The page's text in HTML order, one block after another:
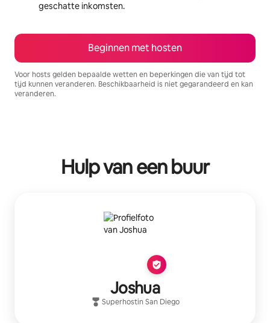
geschatte inkomsten.
Beginnen met hosten
Voor hosts gelden bepaalde wetten en beperkingen die van tijd tot
tijd kunnen veranderen. Beschikbaarheid is niet gegarandeerd en kan
veranderen.
Hulp van een buur
Joshua
Superhostin San Diego